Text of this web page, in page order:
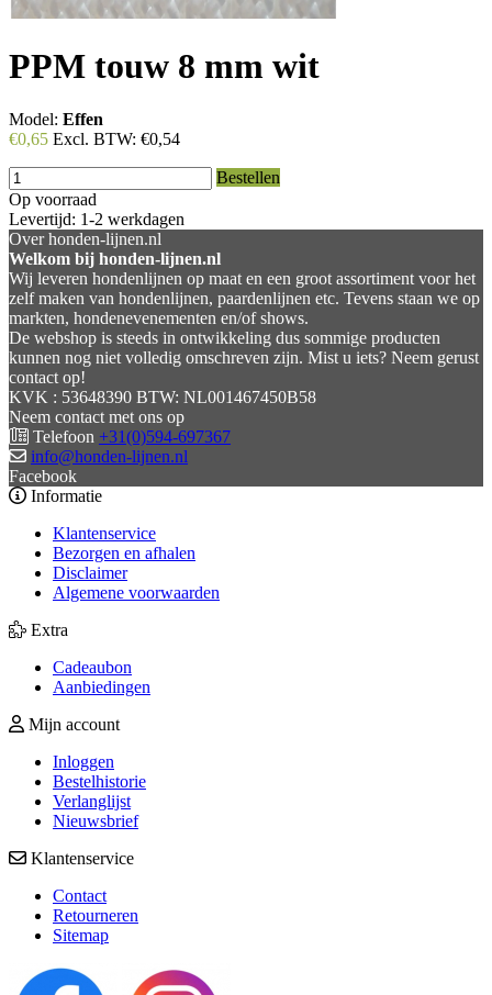
PPM touw 8 mm wit
Model: Effen
€0,65 Excl. BTW: €0,54
Bestellen
Op voorraad
Levertijd: 1-2 werkdagen
Over honden-lijnen.nl
Welkom bij honden-lijnen.nl
Wij leveren hondenlijnen op maat en een groot assortiment voor het
zelf maken van hondenlijnen, paardenlijnen etc. Tevens staan we op
markten, hondenevenementen en/of shows.
De webshop is steeds in ontwikkeling dus sommige producten
kunnen nog niet volledig omschreven zijn. Mist u iets? Neem gerust
contact op!
KVK : 53648390 BTW: NL001467450B58
Neem contact met ons op
Telefoon +31(0)594-697367
info@honden-lijnen.nl
Facebook
Informatie
Klantenservice
Bezorgen en afhalen
Disclaimer
Algemene voorwaarden
Extra
Cadeaubon
Aanbiedingen
Mijn account
Inloggen
Bestelhistorie
Verlanglijst
Nieuwsbrief
Klantenservice
Contact
Retourneren
Sitemap